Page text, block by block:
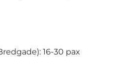
16-30 pax